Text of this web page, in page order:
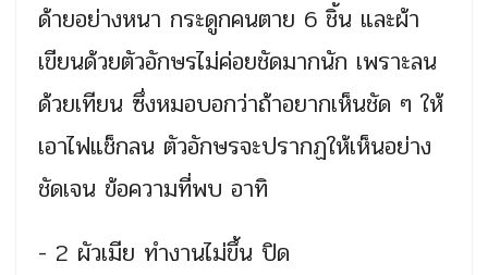
ด้ายอย่างหนา กระดูกคนตาย 6 ชิ้น และผ้า
เขียนด้วยตัวอักษรไม่ค่อยชัดมากนัก เพราะลน
ด้วยเทียน ซึ่งหมอบอกว่าถ้าอยากเห็นชัด ๆ ให้
เอาไฟแช็กลน ตัวอักษรจะปรากฏให้เห็นอย่าง
ชัดเจน ข้อความที่พบ อาทิ
- 2 ผัวเมีย ทำงานไม่ขึ้น ปิด